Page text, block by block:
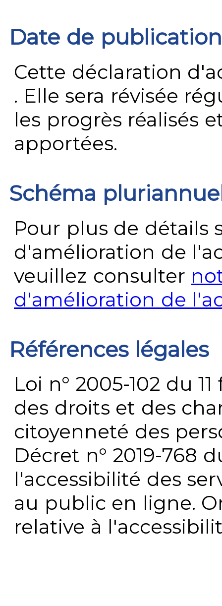
Date de publication
Cette déclaration
. Elle sera révisée
les progrès réalisés
apportées.
Schéma
Pour plus de détails
d'amélioration de
veuillez consulter
d'amélioration de
Références légales
Loi n° 2005-102 du
des droits et des
citoyenneté des
Décret n° 2019-768
l'accessibilité des
au public en ligne.
relative à